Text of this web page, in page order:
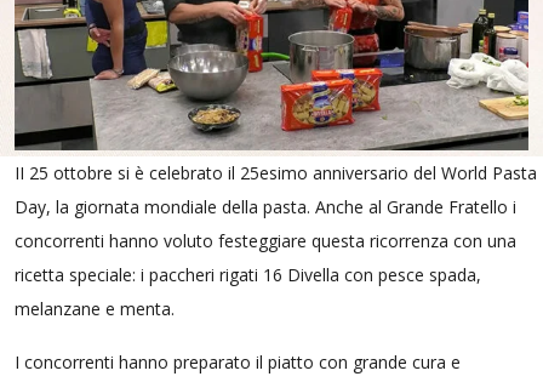
II 25 ottobre si è celebrato il 25esimo anniversario del World Pasta
Day, la giornata mondiale della pasta. Anche al Grande Fratello i
concorrenti hanno voluto festeggiare questa ricorrenza con una
ricetta speciale: i paccheri rigati 16 Divella con pesce spada,
melanzane e menta.
I concorrenti hanno preparato il piatto con grande cura e